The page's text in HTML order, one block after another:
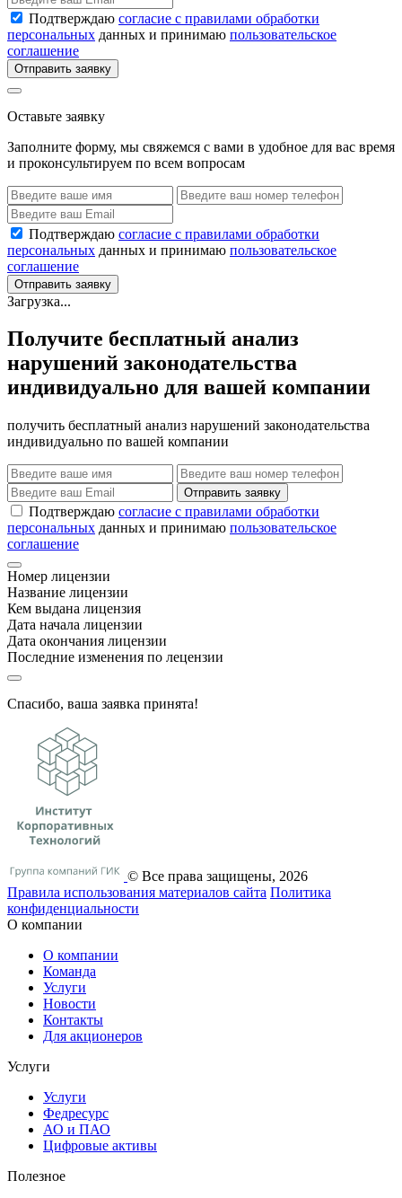
Подтверждаю согласие с правилами обработки
персональных данных и принимаю пользовательское
соглашение
Отправить заявку
Оставьте заявку
Заполните форму, мы свяжемся с вами в удобное для вас время
и проконсультируем по всем вопросам
Подтверждаю согласие с правилами обработки
персональных данных и принимаю пользовательское
соглашение
Отправить заявку
Загрузка...
Получите бесплатный анализ
нарушений законодательства
индивидуально для вашей компании
получить бесплатный анализ нарушений законодательства
индивидуально по вашей компании
Отправить заявку
Подтверждаю согласие с правилами обработки
персональных данных и принимаю пользовательское
соглашение
Номер лицензии
Название лицензии
Кем выдана лицензия
Дата начала лицензии
Дата окончания лицензии
Последние изменения по лецензии
Спасибо, ваша заявка принята!
© Все права защищены, 2026
Правила использования материалов сайта Политика
конфиденциальности
О компании
О компании
Команда
Услуги
Новости
Контакты
Для акционеров
Услуги
Услуги
Федресурс
АО и ПАО
Цифровые активы
Полезное